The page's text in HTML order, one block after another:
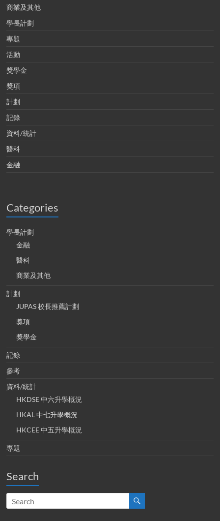
商業及其他
學長計劃
專題
活動
獎學金
獎項
計劃
記錄
資料/統計
醫科
金融
Categories
學長計劃
金融
醫科
商業及其他
計劃
JUPAS 校長推薦計劃
獎項
獎學金
記錄
參考
資料/統計
HKDSE 中六升學概況
HKAL 中七升學概況
HKCEE 中五升學概況
專題
Search